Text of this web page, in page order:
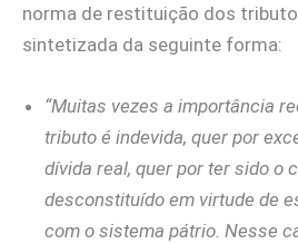
norma de restituição dos
sintetizada da seguinte forma:
“Muitas vezes a importância
tributo é indevida, quer por
dívida real, quer por ter sido o
desconstituído em virtude de
com o sistema pátrio. Nesse